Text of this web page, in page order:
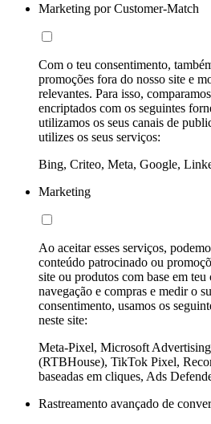
Marketing por Customer-Match
Com o teu consentimento,
promoções fora do nosso site e
relevantes. Para isso,
encriptados com os seguintes
utilizamos os seus canais de
utilizes os seus serviços:
Bing, Criteo, Meta, Google,
Marketing
Ao aceitar esses serviços,
conteúdo patrocinado ou
site ou produtos com base em
navegação e compras e medir o
consentimento, usamos os
neste site:
Meta-Pixel, Microsoft
(RTBHouse), TikTok Pixel,
baseadas em cliques, Ads
Rastreamento avançado de